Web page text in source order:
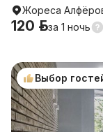
Жореса
120 р.за 1 ночь
Выбор